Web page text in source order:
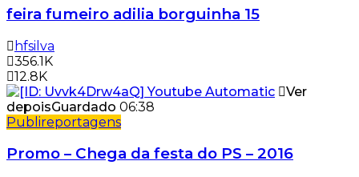
feira fumeiro adilia borguinha 15
hfsilva
356.1K
12.8K
Ver
depoisGuardado 06:38
Publireportagens
Promo – Chega da festa do PS – 2016